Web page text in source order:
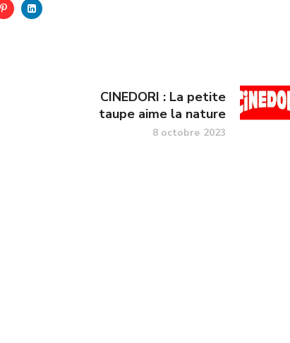
CINEDORI : La petite
taupe aime la nature
8 octobre 2023